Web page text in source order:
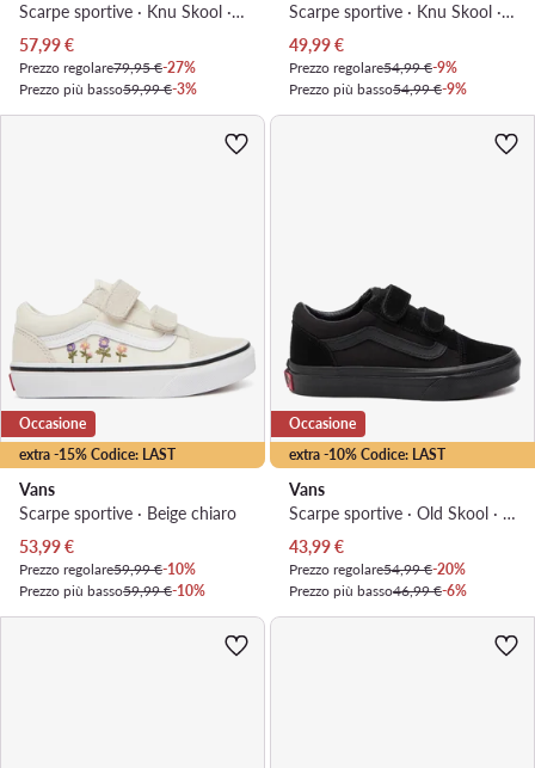
Scarpe sportive · Knu Skool · Blu scuro
Prezzo attuale
57,99€
Prezzo regolare79,95 €-27%
Prezzo più basso59,99 €-3%
Scarpe sportive · Knu Skool · Rosso
Prezzo attuale
49,99€
Prezzo regolare54,99 €-9%
Prezzo più basso54,99 €-9%
extra -15% Codice: LAST
Occasione
Vans
Scarpe sportive · Beige chiaro
Prezzo attuale
53,99€
Prezzo regolare59,99 €-10%
Prezzo più basso59,99 €-10%
extra -10% Codice: LAST
Occasione
Vans
Scarpe sportive · Old Skool · Nero
Prezzo attuale
43,99€
Prezzo regolare54,99 €-20%
Prezzo più basso46,99 €-6%